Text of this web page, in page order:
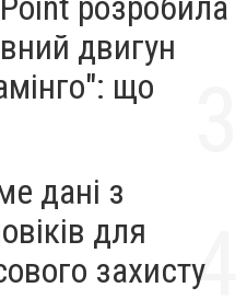
двигун
що
дані з
для
захисту